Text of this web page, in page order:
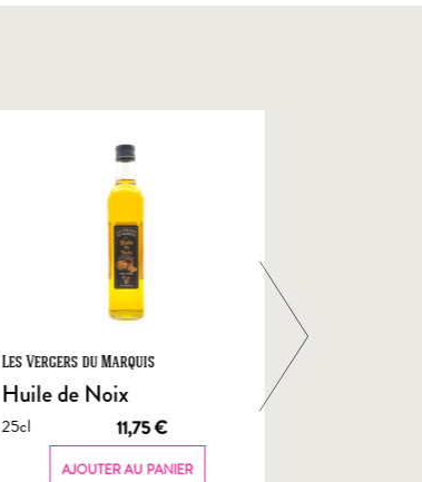
Les Vergers du Marquis
Huile de Noix
25cl 11,75€
AJOUTER AU PANIER